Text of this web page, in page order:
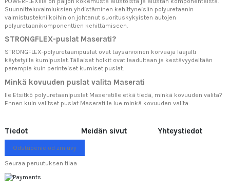
Suunnitteluvalmiuksien yhdistäminen kehittyneisiin polyuretaanin
valmistustekniikoihin on johtanut suorituskykyisten autojen
polyuretaanikomponenttien kehittämiseen.
STRONGFLEX-puslat Maserati?
STRONGFLEX-polyuretaanipuslat ovat täysarvoinen korvaaja laajalti
käytetyille kumipuslat. Tällaiset holkit ovat laadultaan ja kestävyydeltään
parempia kuin perinteiset kumiset puslat.
Minkä kovuuden puslat valita Maserati
lle Etsitkö polyuretaanipuslat Maseratille etkä tiedä, minkä kovuuden valita?
Ennen kuin valitset puslat Maseratille lue minkä kovuuden valita.
Tiedot Meidän sivut Yhteystiedot
Odstúpenie od zmluvy
Seuraa peruutuksen tilaa